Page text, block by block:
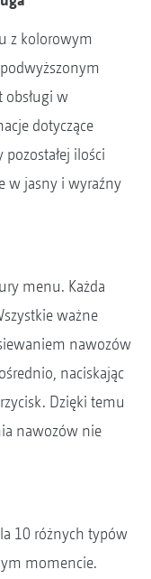
z kolorowym
w
dotyczące
ilości
w jasny i wyraźny
menu. Każda
ważne
nawozów
naciskając
Dzięki temu
nawozów nie
10 różnych typów
momencie.